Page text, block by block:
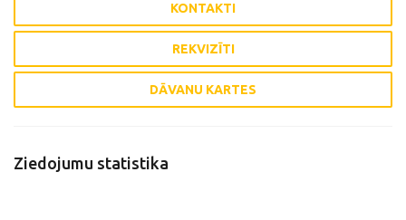
KONTAKTI
REKVIZĪTI
DĀVANU KARTES
Ziedojumu statistika